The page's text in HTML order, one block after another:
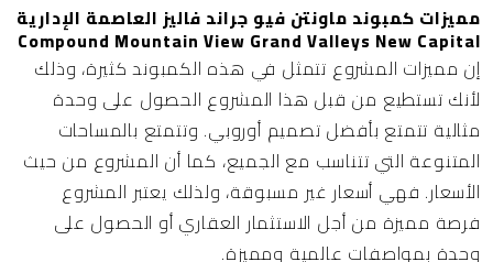
مميزات كمبوند ماونتن فيو جراند فاليز العاصمة الإدارية
Compound Mountain View Grand Valleys New Capital
إن مميزات المشروع تتمثل في هذه الكمبوند كثيرة، وذلك
لأنك تستطيع من قبل هذا المشروع الحصول على وحدة
مثالية تتمتع بأفضل تصميم أوروبي. وتتمتع بالمساحات
المتنوعة التي تتناسب مع الجميع، كما أن المشروع من حيث
الأسعار. فهي أسعار غير مسبوقة، ولذلك يعتبر المشروع
فرصة مميزة من أجل الاستثمار العقاري أو الحصول على
وحدة بمواصفات عالمية ومميزة.